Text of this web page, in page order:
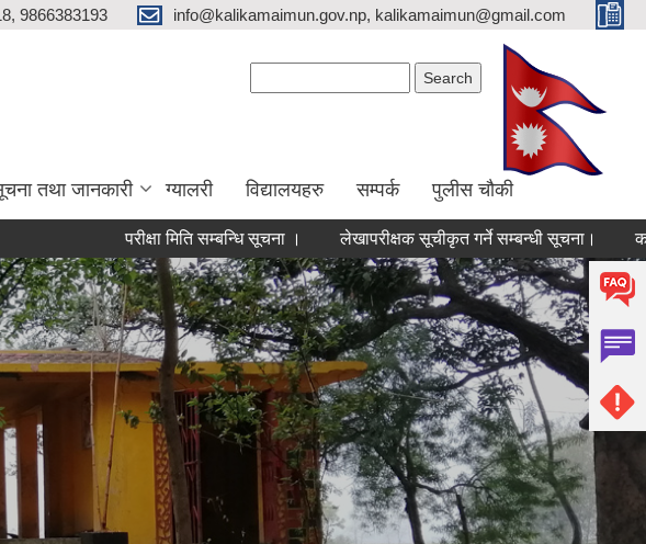
9866383193 info@kalikamaimun.gov.np, kalikamaimun@gmail.com
तथा जानकारी ग्यालरी विद्यालयहरु सम्पर्क पुलीस चौकी
परीक्षा मिति सम्बन्धि सूचना । लेखापरीक्षक सूचीकृत गर्ने सम्बन्धी सूचना। करार